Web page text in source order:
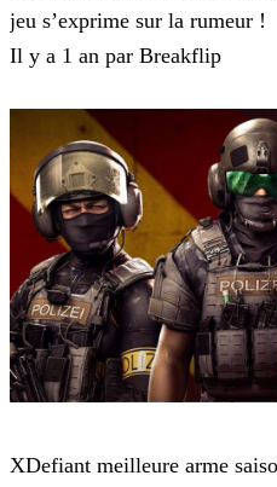
jeu s’exprime sur la rumeur !
Il y a 1 an par Breakflip
XDefiant meilleure arme